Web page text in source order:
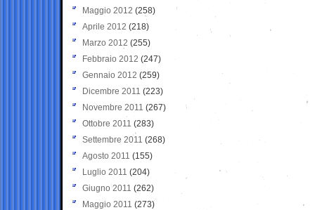
Maggio 2012 (258)
Aprile 2012 (218)
Marzo 2012 (255)
Febbraio 2012 (247)
Gennaio 2012 (259)
Dicembre 2011 (223)
Novembre 2011 (267)
Ottobre 2011 (283)
Settembre 2011 (268)
Agosto 2011 (155)
Luglio 2011 (204)
Giugno 2011 (262)
Maggio 2011 (273)